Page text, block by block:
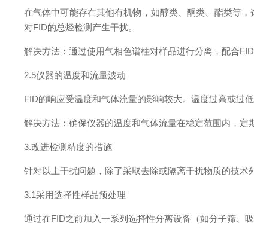
在气体中可能存在其他有机物，如醇类、酮类、酯类等
对FID的总烃检测产生干扰。
解决方法：通过使用气相色谱柱对样品进行分离，配合
2.5仪器的温度和流量波动
FID的响应受温度和气体流量的影响较大。温度过高或过
解决方法：确保仪器的温度和气体流量在稳定范围内，
3.改进检测精度的措施
针对以上干扰问题，除了采取去除或隔离干扰物质的技
3.1采用选择性样品预处理
通过在FID之前加入一系列选择性分离设备（如分子筛、